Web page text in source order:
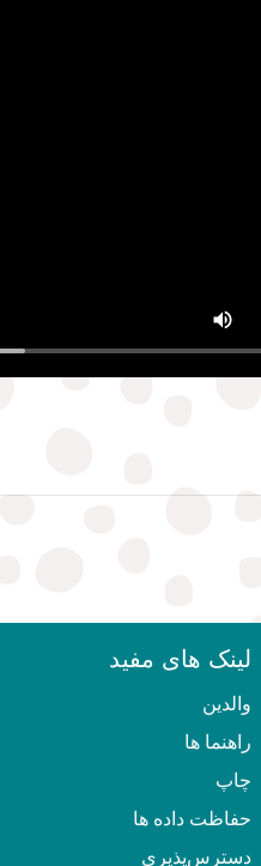
لینک های مفید
والدین
راهنما ها
چاپ
حفاظت داده ها
دسترس‌پذیری